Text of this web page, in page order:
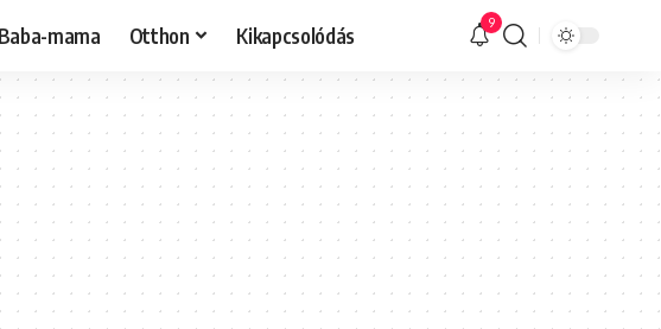
Baba-mama Otthon Kikapcsolódás 9